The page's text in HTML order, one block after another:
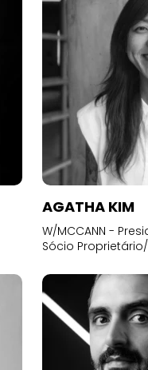
AGATHA KIM
W/MCCANN -
Sócio